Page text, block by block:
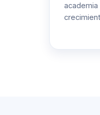
academia